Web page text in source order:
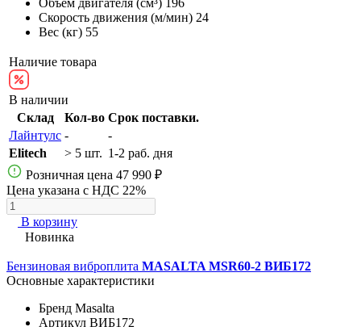
Объём двигателя (см³)
196
Скорость движения (м/мин) 24
Вес (кг) 55
Наличие товара
В наличии
Склад
Кол-во Срок поставки.
Лайнтулс -
-
Elitech
> 5 шт. 1-2 раб. дня
Розничная цена 47 990 ₽
Цена указана с НДС 22%
В корзину
Новинка
Бензиновая виброплита MASALTA MSR60-2 ВИБ172
Основные характеристики
Бренд Masalta
Артикул ВИБ172